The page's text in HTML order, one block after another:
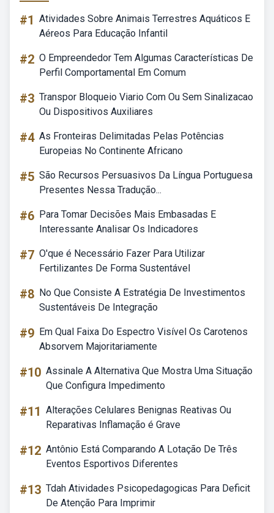
#1 Atividades Sobre Animais Terrestres Aquáticos E
Aéreos Para Educação Infantil
#2 O Empreendedor Tem Algumas Características De
Perfil Comportamental Em Comum
#3 Transpor Bloqueio Viario Com Ou Sem Sinalizacao
Ou Dispositivos Auxiliares
#4 As Fronteiras Delimitadas Pelas Potências
Europeias No Continente Africano
#5 São Recursos Persuasivos Da Língua Portuguesa
Presentes Nessa Tradução...
#6 Para Tomar Decisões Mais Embasadas E
Interessante Analisar Os Indicadores
#7 O'que é Necessário Fazer Para Utilizar
Fertilizantes De Forma Sustentável
#8 No Que Consiste A Estratégia De Investimentos
Sustentáveis De Integração
#9 Em Qual Faixa Do Espectro Visível Os Carotenos
Absorvem Majoritariamente
#10 Assinale A Alternativa Que Mostra Uma Situação
Que Configura Impedimento
#11 Alterações Celulares Benignas Reativas Ou
Reparativas Inflamação é Grave
#12 Antônio Está Comparando A Lotação De Três
Eventos Esportivos Diferentes
#13 Tdah Atividades Psicopedagogicas Para Deficit
De Atenção Para Imprimir